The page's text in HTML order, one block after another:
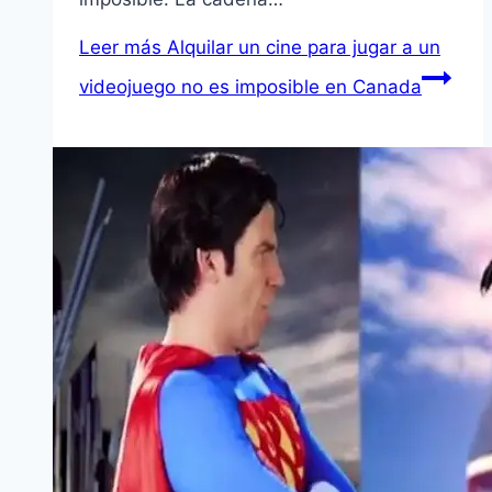
Leer más Alquilar un cine para jugar a un
videojuego no es imposible en Canada